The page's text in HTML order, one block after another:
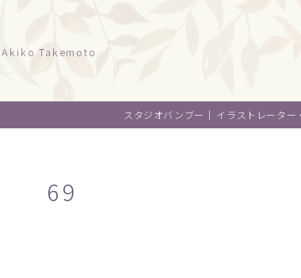
Takemoto
スタジオバンブー｜ イラストレータ
69